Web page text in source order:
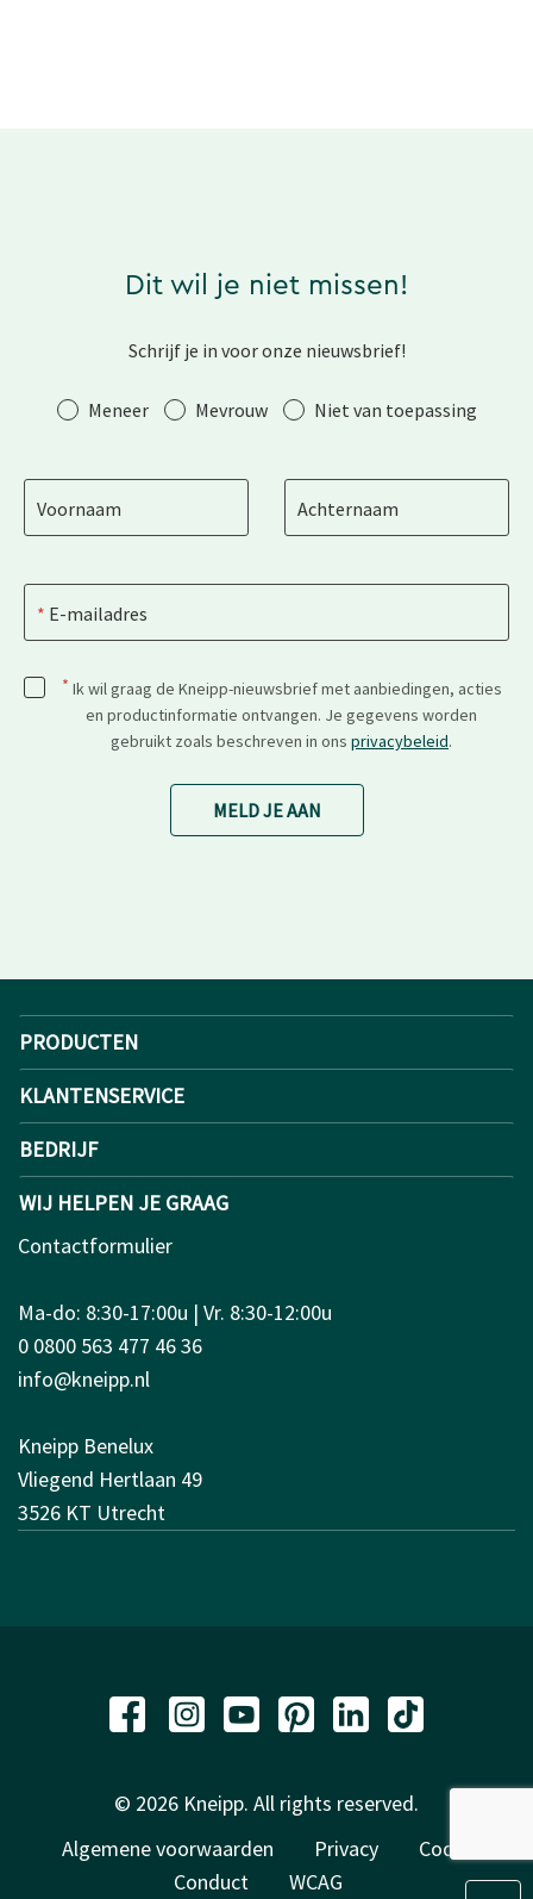
Dit wil je niet missen!
Schrijf je in voor onze nieuwsbrief!
AanhefMeneer Mevrouw Niet van toepassing
Voornaam Achternaam
E-mailadres
* Ik wil graag de Kneipp-nieuwsbrief met aanbiedingen, acties
en productinformatie ontvangen. Je gegevens worden
gebruikt zoals beschreven in ons privacybeleid.
MELD JE AAN
PRODUCTEN
KLANTENSERVICE
BEDRIJF
WIJ HELPEN JE GRAAG
Contactformulier
Ma-do: 8:30-17:00u | Vr. 8:30-12:00u
0 0800 563 477 46 36
info@kneipp.nl
Kneipp Benelux
Vliegend Hertlaan 49
3526 KT Utrecht
© 2026 Kneipp. All rights reserved.
Algemene voorwaarden
Privacy
Code of
Conduct
WCAG